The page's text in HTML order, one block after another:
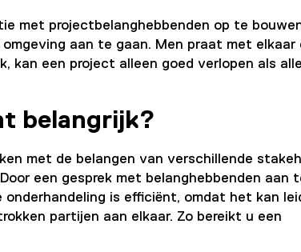
met projectbelanghebbenden op te
aan te gaan. Men praat met elkaar
kan een project alleen goed verlopen als alle
belangrijk?
met de belangen van verschillende
een gesprek met belanghebbenden aan
is efficiënt, omdat het kan
partijen aan elkaar. Zo bereikt u een